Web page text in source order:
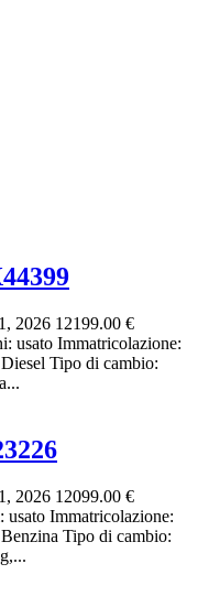
2026 12199.00 €
usato Immatricolazione:
Tipo di cambio:
2026 12099.00 €
Immatricolazione:
Tipo di cambio: